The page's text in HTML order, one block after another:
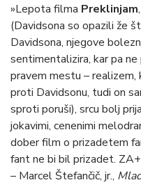
»Lepota filma Preklinjam
(Davidsona so opazili že
Davidsona, njegove
sentimentalizira, kar pa ne
pravem mestu – realizem,
proti Davidsonu, tudi on
sproti poruši), srcu bolj
jokavimi, cenenimi
dober film o prizadetem
fant ne bi bil prizadet.
– Marcel Štefančič, jr.,